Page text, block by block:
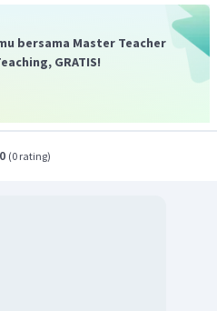
bersama Master Teacher
GRATIS!
(0 rating)